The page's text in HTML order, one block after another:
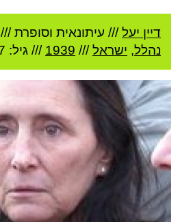
דיין יעל/// עיתונאית וסופרת ///
נהלל, ישראל///
1939 /// גיל: 87